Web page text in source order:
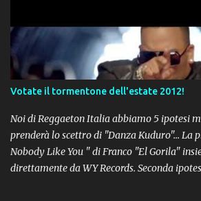
Votate il tormentone dell'estate 2012!
Noi di Reggaeton Italia abbiamo 5 ipotesi
prenderà lo scettro di "Danza Kuduro"... La
Nobody Like You " di Franco "El Gorila"
direttamente da WY Records. Seconda